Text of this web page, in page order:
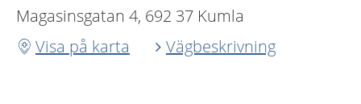
Magasinsgatan 4, 692 37 Kumla
Visa på karta
Vägbeskrivning